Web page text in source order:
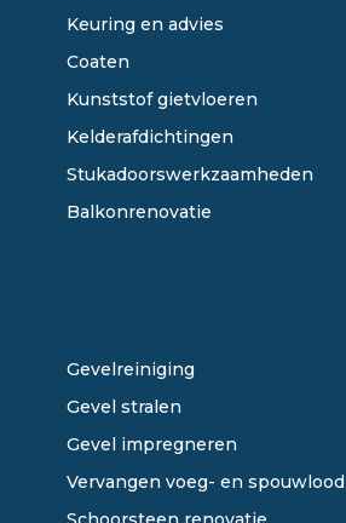
Keuring en advies
Coaten
Kunststof gietvloeren
Kelderafdichtingen
Stukadoorswerkzaamheden
Balkonrenovatie
Gevelreiniging
Gevel stralen
Gevel impregneren
Vervangen voeg- en spouwlood